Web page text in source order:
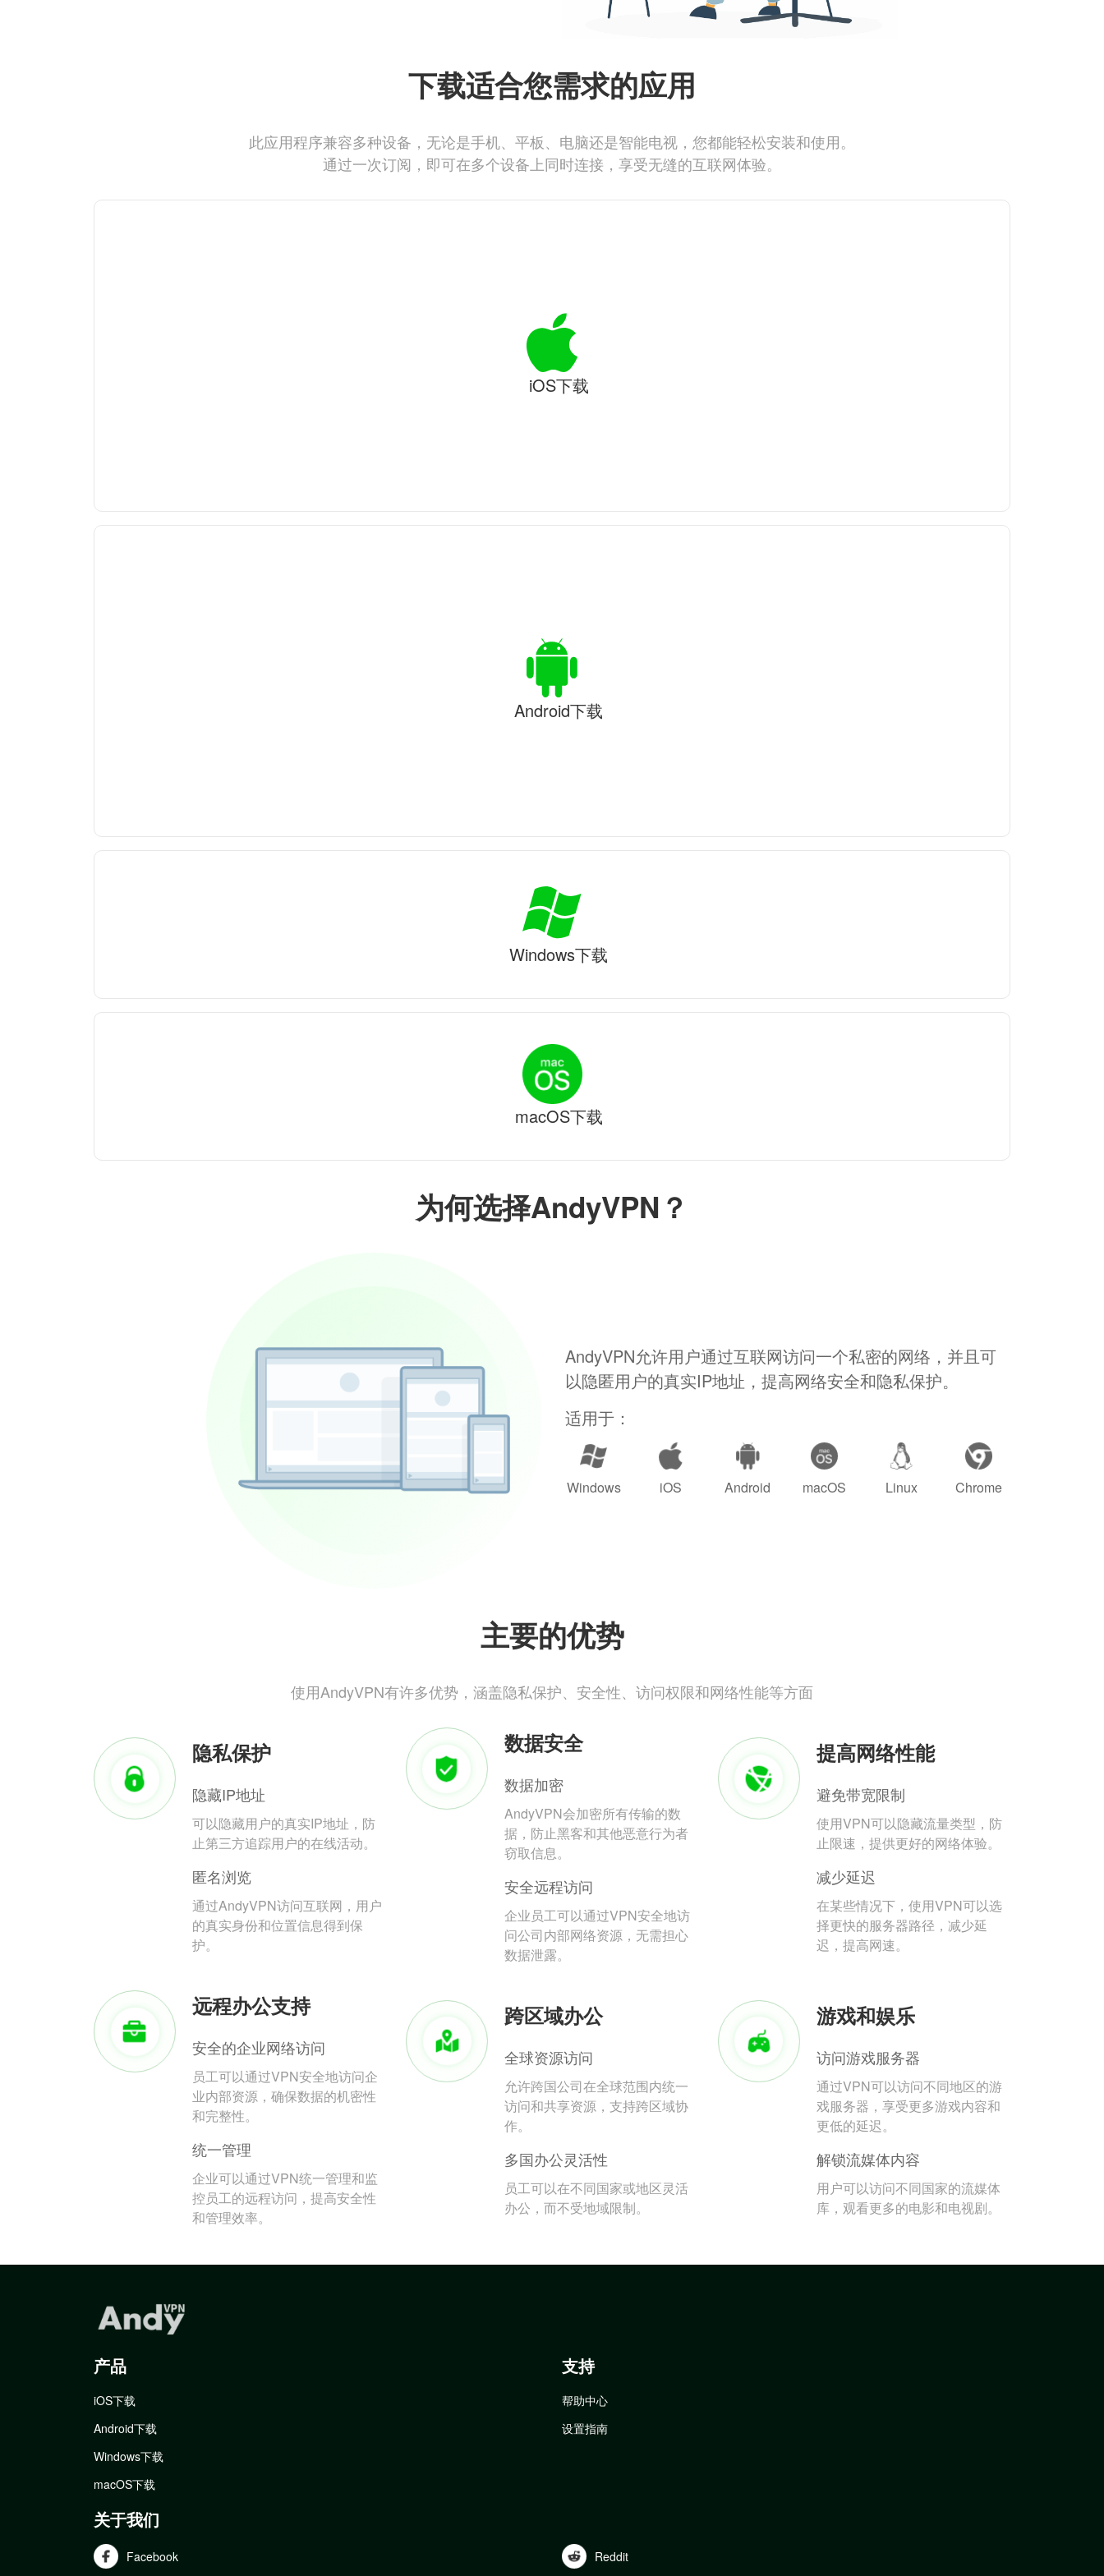
为何选择AndyVPN？
AndyVPN允许用户通过互联网访问一个私密的网络，并且可
以隐匿用户的真实IP地址，提高网络安全和隐私保护。
适用于：
Windows iOS Android macOS Linux Chrome
主要的优势
使用AndyVPN有许多优势，涵盖隐私保护、安全性、访问权限和网络性能等方面
隐私保护
隐藏IP地址
可以隐藏用户的真实IP地址，防
止第三方追踪用户的在线活动。
匿名浏览
通过AndyVPN访问互联网，用户
的真实身份和位置信息得到保
护。
数据安全
数据加密
AndyVPN会加密所有传输的数
据，防止黑客和其他恶意行为者
窃取信息。
安全远程访问
企业员工可以通过VPN安全地访
问公司内部网络资源，无需担心
数据泄露。
提高网络性能
避免带宽限制
使用VPN可以隐藏流量类型，防
止限速，提供更好的网络体验。
减少延迟
在某些情况下，使用VPN可以选
择更快的服务器路径，减少延
迟，提高网速。
远程办公支持
安全的企业网络访问
员工可以通过VPN安全地访问企
业内部资源，确保数据的机密性
和完整性。
统一管理
企业可以通过VPN统一管理和监
控员工的远程访问，提高安全性
和管理效率。
跨区域办公
全球资源访问
允许跨国公司在全球范围内统一
访问和共享资源，支持跨区域协
作。
多国办公灵活性
员工可以在不同国家或地区灵活
办公，而不受地域限制。
游戏和娱乐
访问游戏服务器
通过VPN可以访问不同地区的游
戏服务器，享受更多游戏内容和
更低的延迟。
解锁流媒体内容
用户可以访问不同国家的流媒体
库，观看更多的电影和电视剧。
下载适合您需求的应用
此应用程序兼容多种设备，无论是手机、平板、电脑还是智能电视，您都能轻松安装和使用。
通过一次订阅，即可在多个设备上同时连接，享受无缝的互联网体验。
iOS下载
Android下载
Windows下载
macOS下载
产品
iOS下载
Android下载
Windows下载
macOS下载
支持
帮助中心
设置指南
关于我们
Facebook Reddit